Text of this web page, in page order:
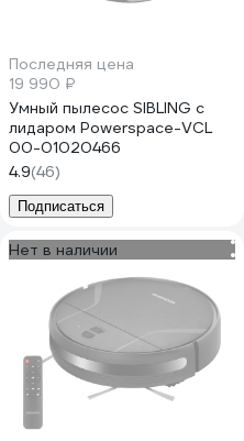
Последняя цена
19 990 ₽
Умный пылесос SIBLING с
лидаром Powerspace-VCL
00-01020466
4.9(46)
Подписаться
Нет в наличии